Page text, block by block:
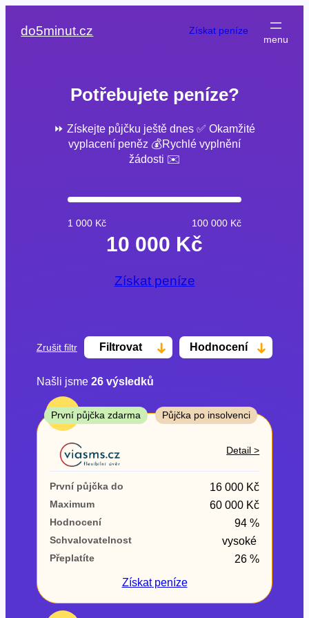
do5minut.cz Získat peníze
Potřebujete peníze?
⏩ Získejte půjčku ještě dnes ✅ Okamžité
vyplacení peněz 💰Rychlé vyplnění
žádosti ✉️
1 000 Kč 100 000 Kč
10 000 Kč
Získat peníze
Zrušit filtr Filtrovat Hodnocení
Cena
Od
První půjčka zdarma
–
ano
ne
Ve zkušebce
ano
Našli jsme 26výsledků
TOP
První půjčka zdarma Půjčka po insolvenci
Detail >
První půjčka do 16 000 Kč
Maximum 60 000 Kč
Hodnocení 94 %
Schvalovatelnost vysoké
Přeplatíte
26 %
Získatpeníze